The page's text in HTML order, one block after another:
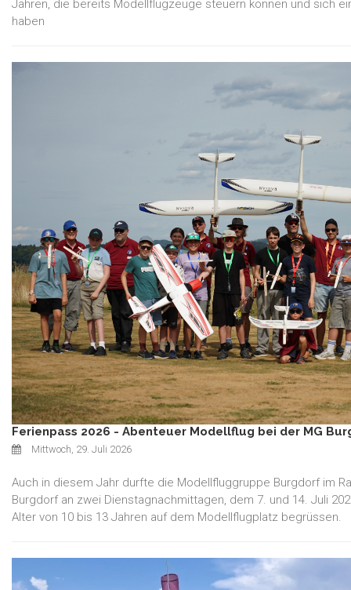
Jahren, die bereits Modellflugzeuge steuern können und sich
haben
Ferienpass 2026 - Abenteuer Modellflug bei der MG
Mittwoch, 29. Juli 2026
Auch in diesem Jahr durfte die Modellfluggruppe Burgdorf im
Burgdorf an zwei Dienstagnachmittagen, dem 7. und 14. Juli
Alter von 10 bis 13 Jahren auf dem Modellflugplatz begrüssen.